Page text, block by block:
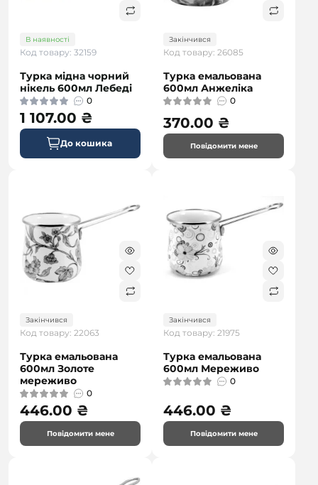
В наявності
Код товару: 32159
Турка мідна чорний
нікель 600мл Лебеді
0
1 107.00 ₴
До кошика
Закінчився
Код товару: 26085
Турка емальована
600мл Анжеліка
0
370.00 ₴
Повідомити мене
Закінчився
Код товару: 22063
Турка емальована
600мл Золоте
мереживо
0
446.00 ₴
Повідомити мене
Закінчився
Код товару: 21975
Турка емальована
600мл Мереживо
0
446.00 ₴
Повідомити мене